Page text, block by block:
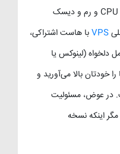
مجازی تقسیم می‌شود و هر ماشین، CPU و رم و دیسک
VPSبا هاست اشتراکی،
(لینوکس یا
خودتان بالا می‌آورید و
در عوض، مسئولیت
اینکه نسخه